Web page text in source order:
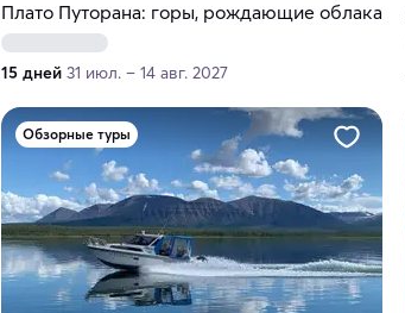
Плато Путорана: горы, рождающие облака
15 дней 31 июл. – 14 авг. 2027
Обзорные туры